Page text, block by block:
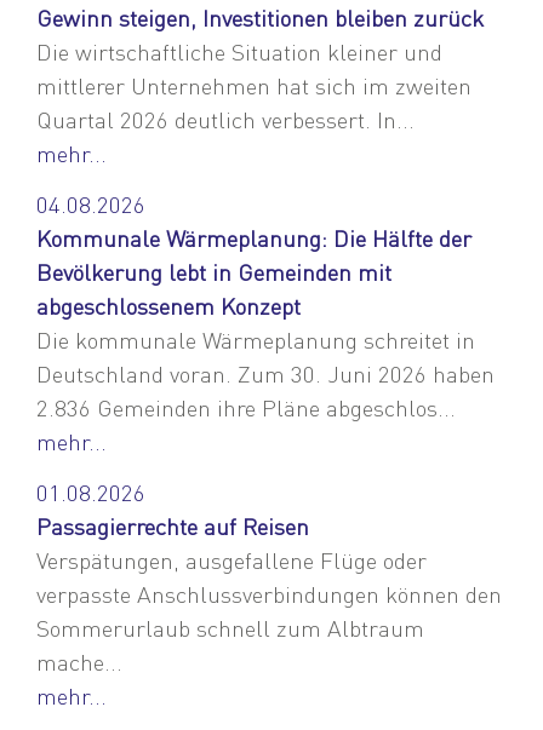
Gewinn steigen, Investitionen bleiben zurück
Die wirtschaftliche Situation kleiner und
mittlerer Unternehmen hat sich im zweiten
Quartal 2026 deutlich verbessert. In...
mehr...
04.08.2026
Kommunale Wärmeplanung: Die Hälfte der
Bevölkerung lebt in Gemeinden mit
abgeschlossenem Konzept
Die kommunale Wärmeplanung schreitet in
Deutschland voran. Zum 30. Juni 2026 haben
2.836 Gemeinden ihre Pläne abgeschlos...
mehr...
01.08.2026
Passagierrechte auf Reisen
Verspätungen, ausgefallene Flüge oder
verpasste Anschlussverbindungen können den
Sommerurlaub schnell zum Albtraum
mache...
mehr...